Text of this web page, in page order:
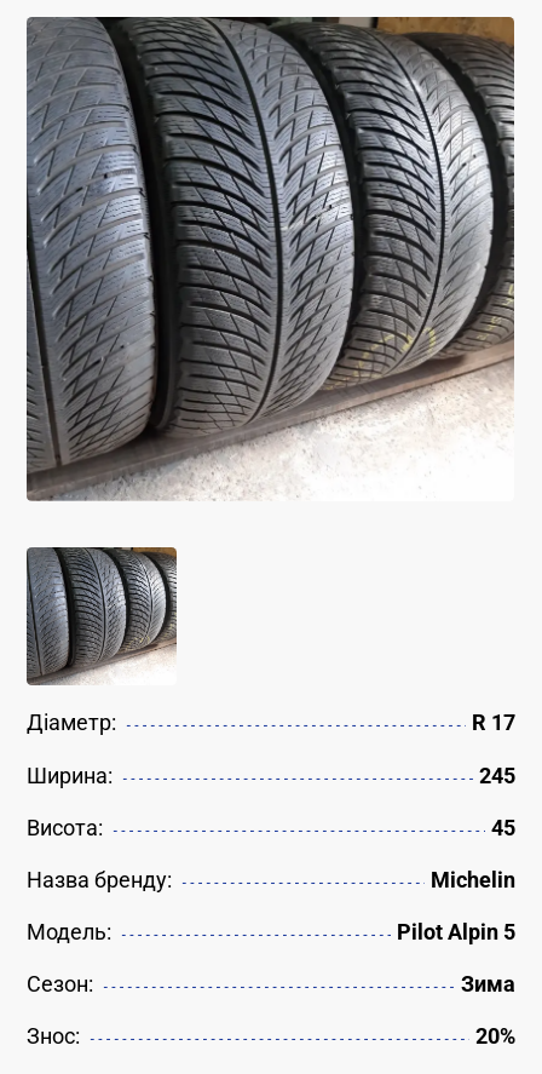
Діаметр: R 17
Ширина: 245
Висота: 45
Назва бренду: Michelin
Модель: Pilot Alpin 5
Сезон: Зима
Знос: 20%